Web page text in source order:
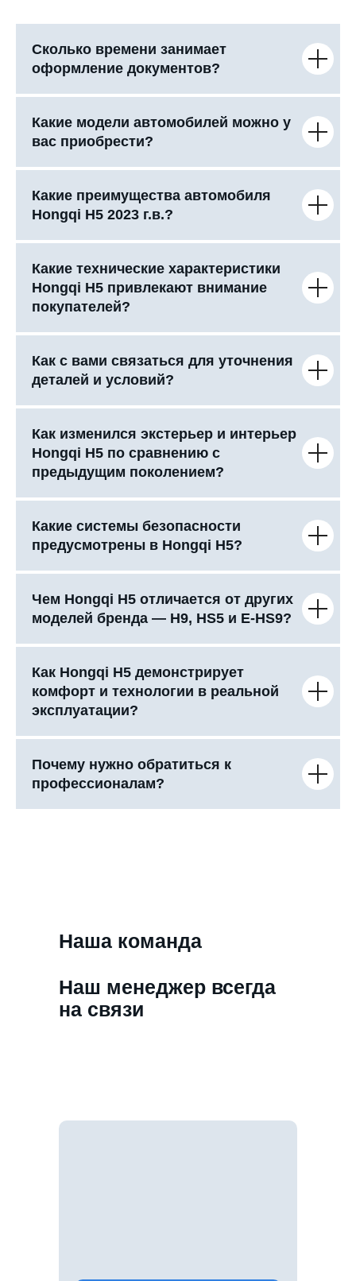
Сколько времени занимает
оформление документов?
Какие модели автомобилей можно у
вас приобрести?
Какие преимущества автомобиля
Hongqi H5 2023 г.в.?
Какие технические характеристики
Hongqi H5 привлекают внимание
покупателей?
Как с вами связаться для уточнения
деталей и условий?
Как изменился экстерьер и интерьер
Hongqi H5 по сравнению с
предыдущим поколением?
Какие системы безопасности
предусмотрены в Hongqi H5?
Чем Hongqi H5 отличается от других
моделей бренда — H9, HS5 и E-HS9?
Как Hongqi H5 демонстрирует
комфорт и технологии в реальной
эксплуатации?
Почему нужно обратиться к
профессионалам?
Наша команда
Наш менеджер всегда
на связи